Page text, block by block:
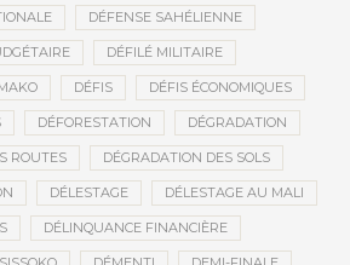
DÉFENSE SAHÉLIENNE
DÉFILÉ MILITAIRE
DÉFIS DÉFIS ÉCONOMIQUES
DÉFORESTATION DÉGRADATION
ROUTES DÉGRADATION DES SOLS
DÉLESTAGE DÉLESTAGE AU MALI
DÉLINQUANCE FINANCIÈRE